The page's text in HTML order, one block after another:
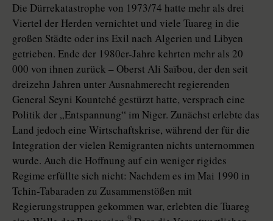
Die Dürrekatastrophe von 1973/74 hatte mehr als drei
Viertel der Herden vernichtet und viele Tuareg in die
großen Städte oder ins Exil nach Algerien und Libyen
getrieben. Ende der 1980er-Jahre kehrten mehr als 20
000 von ihnen zurück – Oberst Ali Saïbou, der den seit
dreizehn Jahren unter Ausnahmerecht regierenden
General Seyni Kountché gestürzt hatte, versprach eine
Politik der „Entspannung“ im Niger. Zunächst erlebte das
Land jedoch eine Wirtschaftskrise, während der für die
Integration der vielen Remigranten nichts unternommen
wurde. Auch die Hoffnung auf ein weniger rigides
Regime erfüllte sich nicht: Nachdem es im Mai 1990 in
Tchin-Tabaraden zu Zusammenstößen mit
Regierungstruppen gekommen war, erlebten die Tuareg
9